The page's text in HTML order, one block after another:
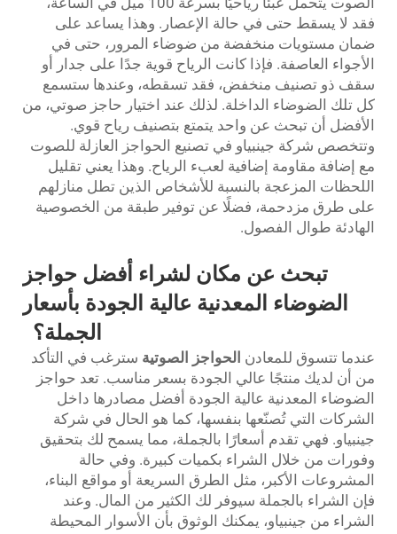
فقد لا يسقط حتى في حالة الإعصار. وهذا يساعد على
ضمان مستويات منخفضة من ضوضاء المرور، حتى في
الأجواء العاصفة. فإذا كانت الرياح قوية جدًا على جدار أو
سقف ذو تصنيف منخفض، فقد تسقطه، وعندها ستسمع
كل تلك الضوضاء الداخلة. لذلك عند اختيار حاجز صوتي، من
الأفضل أن تبحث عن واحد يتمتع بتصنيف رياح قوي.
وتتخصص شركة جينبياو في تصنيع الحواجز العازلة للصوت
مع إضافة مقاومة إضافية لعبء الرياح. وهذا يعني تقليل
اللحظات المزعجة بالنسبة للأشخاص الذين تطل منازلهم
على طرق مزدحمة، فضلًا عن توفير طبقة من الخصوصية
الهادئة طوال الفصول.
تبحث عن مكان لشراء أفضل حواجز
الضوضاء المعدنية عالية الجودة بأسعار
الجملة؟
عندما تتسوق للمعادنالحواجز الصوتيةسترغب في التأكد
من أن لديك منتجًا عالي الجودة بسعر مناسب. تعد حواجز
الضوضاء المعدنية عالية الجودة أفضل مصادرها داخل
الشركات التي تُصنّعها بنفسها، كما هو الحال في شركة
جينبياو. فهي تقدم أسعارًا بالجملة، مما يسمح لك بتحقيق
وفورات من خلال الشراء بكميات كبيرة. وفي حالة
المشروعات الأكبر، مثل الطرق السريعة أو مواقع البناء،
فإن الشراء بالجملة سيوفر لك الكثير من المال. وعند
الشراء من جينبياو، يمكنك الوثوق بأن الأسوار المحيطة